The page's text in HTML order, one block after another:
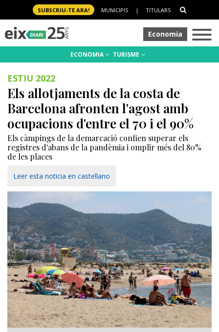
SUBSCRIU-TE ARA! MUNICIPIS | TITULARS
Economia
ECONOMIA TURISME
ESTIU 2022
Els allotjaments de la costa de
Barcelona afronten l'agost amb
ocupacions d'entre el 70 i el 90%
Els càmpings de la demarcació confien superar els
registres d'abans de la pandèmia i omplir més del 80%
de les places
Leer esta noticia en castellano